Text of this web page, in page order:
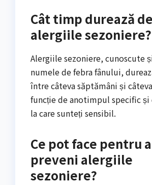
Cât timp durează
alergiile sezoniere?
Alergiile sezoniere, cunoscute
numele de febra fânului,
între câteva săptămâni și
funcție de anotimpul specific și
la care sunteți sensibil.
Ce pot face pentru a
preveni alergiile
sezoniere?